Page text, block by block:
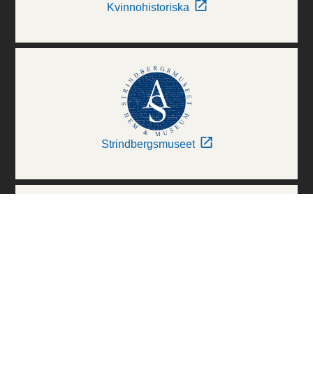
Kvinnohistoriska
Strindbergsmuseet